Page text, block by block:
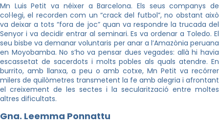
Mn Luis Petit va néixer a Barcelona. Els seus companys de
col·legi, el recorden com un “crack del futbol”, no obstant això
va deixar a tots “fora de joc” quan va respondre la trucada del
Senyor i va decidir entrar al seminari. Es va ordenar a Toledo. El
seu bisbe va demanar voluntaris per anar a l’Amazònia peruana
en Moyobamba. No s’ho va pensar dues vegades: allà hi havia
escassetat de sacerdots i molts pobles als quals atendre. En
burrito, amb llanxa, a peu o amb cotxe,Mn Petit va recórrer
milers de quilòmetres transmetent la fe amb alegria i afrontant
el creixement de les sectes i la secularització entre moltes
altres dificultats.
Gna. Leemma Ponnattu